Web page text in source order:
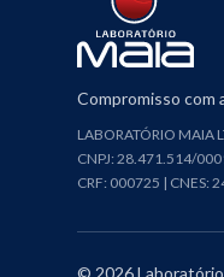
Compromisso com
LABORATÓRIO MAIA
CNPJ: 28.471.514/
CRF: 000725 | CNES:
© 2026